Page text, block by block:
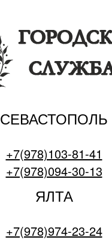
СЕВАСТОПОЛЬ
+7(978)103-81-41
+7(978)094-30-13
ЯЛТА
+7(978)974-23-24